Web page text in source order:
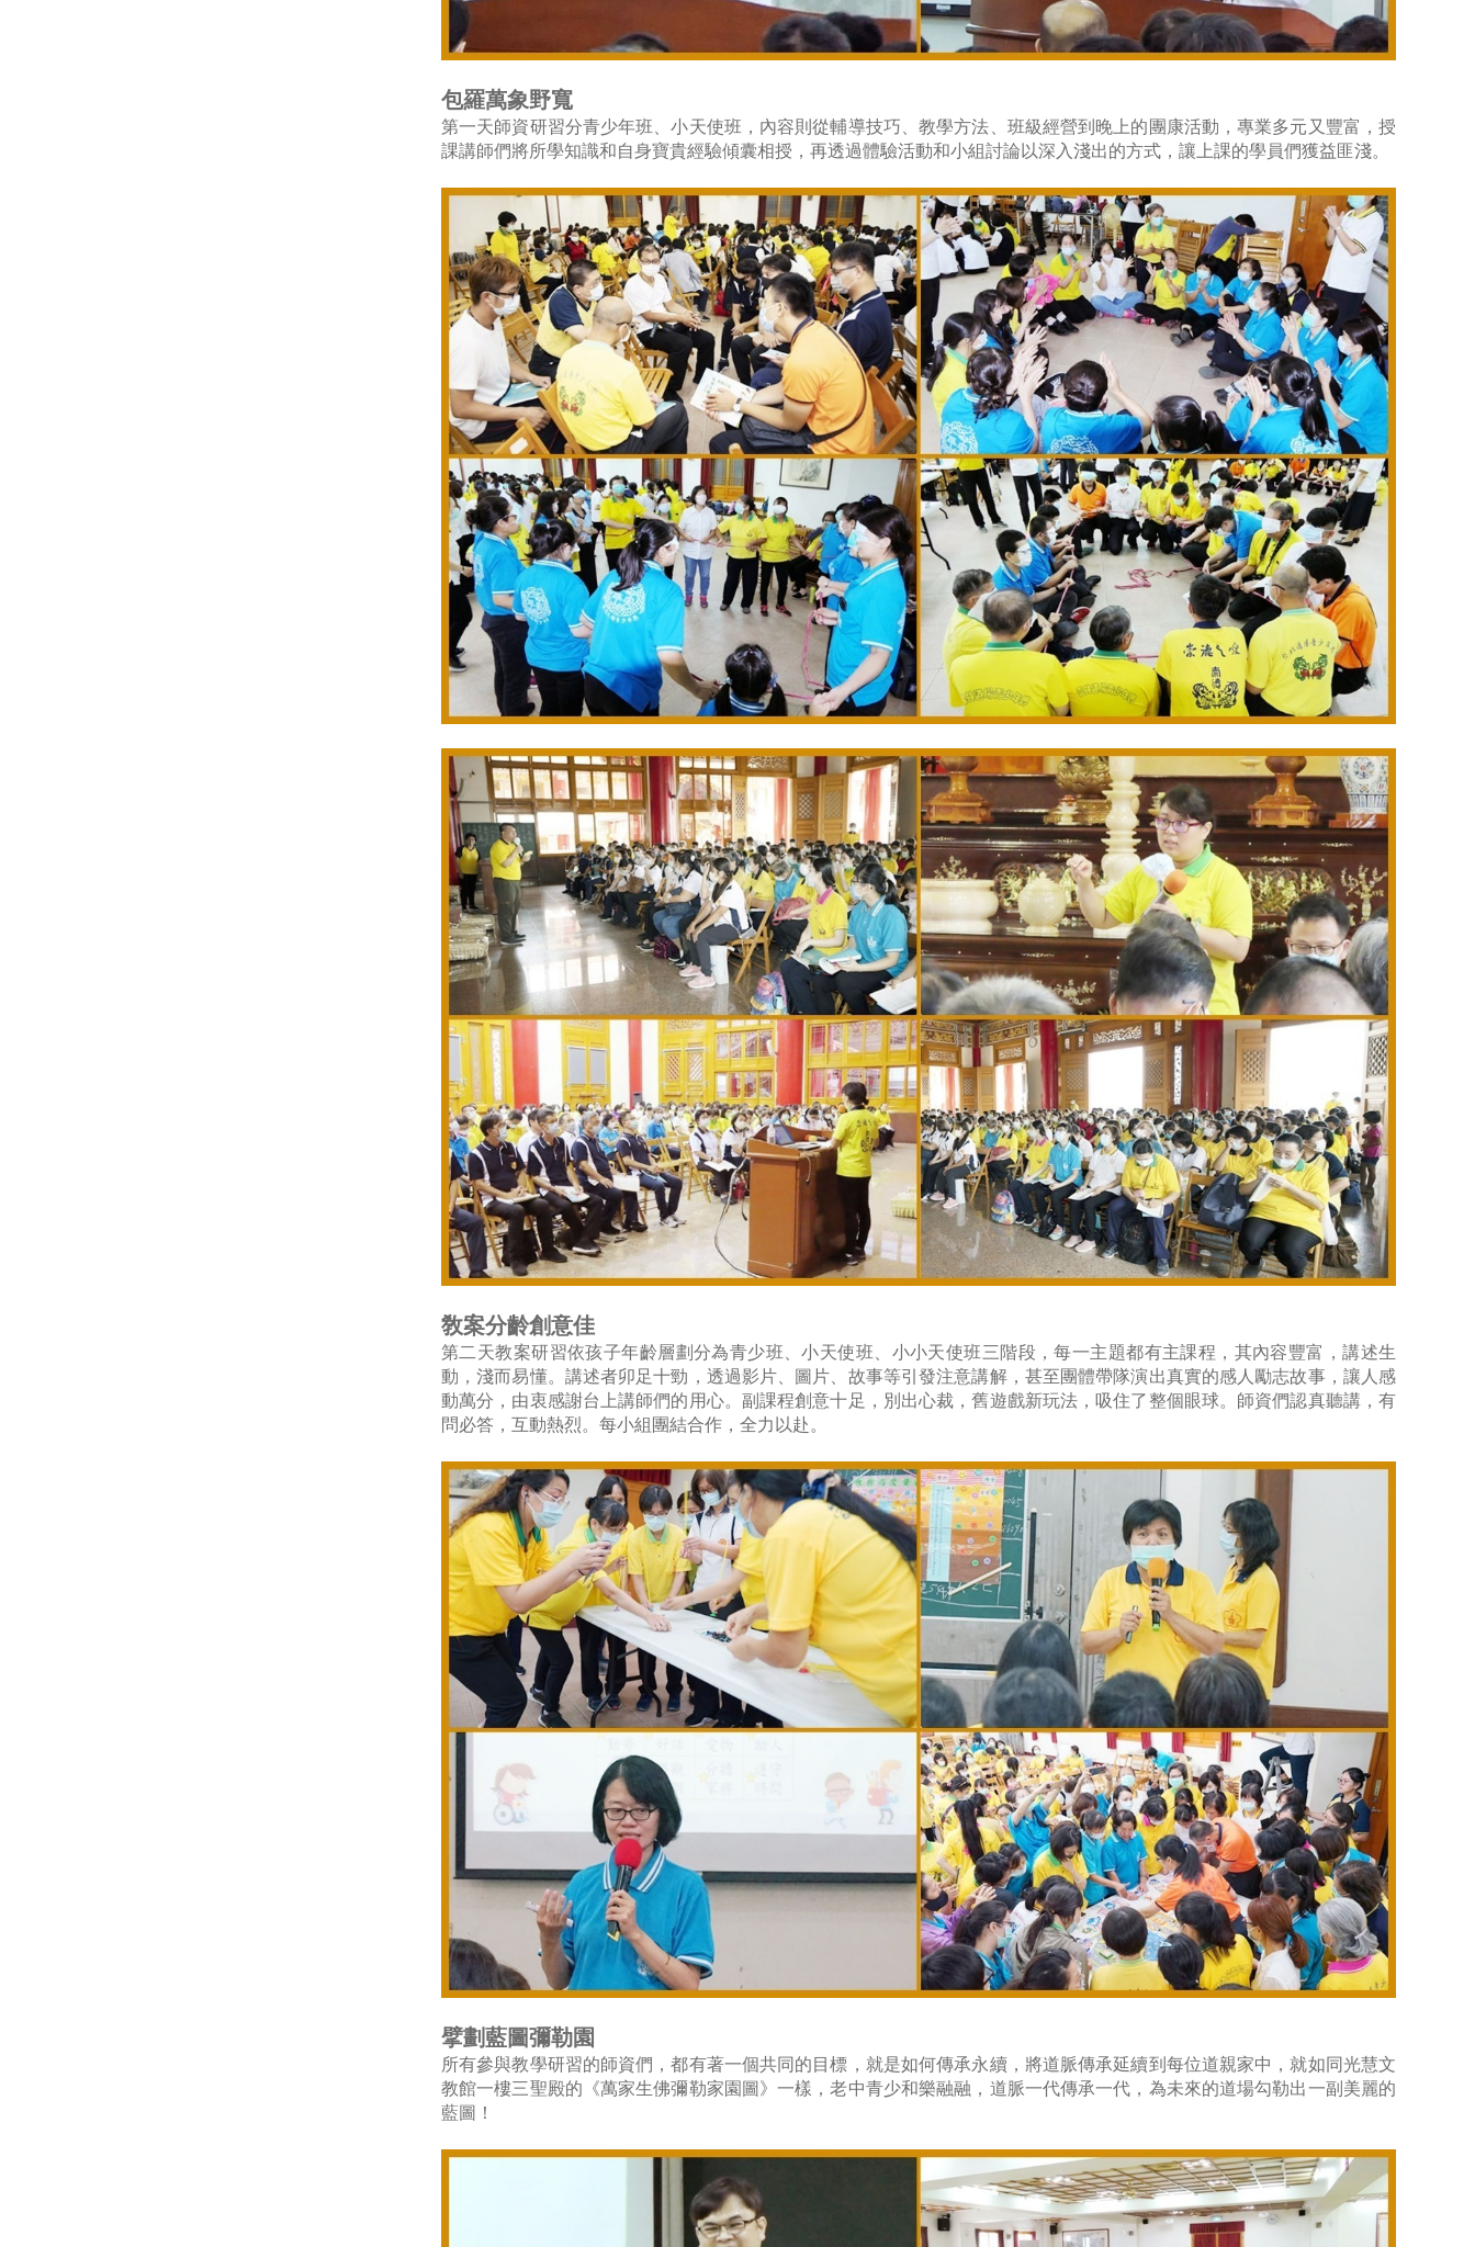
包羅萬象野寬
第一天師資研習分青少年班、小天使班，內容則從輔導技巧、教學方法、班級經營到晚上的團康活動，專業多元又豐富，授
課講師們將所學知識和自身寶貴經驗傾囊相授，再透過體驗活動和小組討論以深入淺出的方式，讓上課的學員們獲益匪淺。
敎案分齡創意佳
第二天教案研習依孩子年齡層劃分為青少班、小天使班、小小天使班三階段，每一主題都有主課程，其內容豐富，講述生
動，淺而易懂。講述者卯足十勁，透過影片、圖片、故事等引發注意講解，甚至團體帶隊演出真實的感人勵志故事，讓人感
動萬分，由衷感謝台上講師們的用心。副課程創意十足，別出心裁，舊遊戲新玩法，吸住了整個眼球。師資們認真聽講，有
問必答，互動熱烈。每小組團結合作，全力以赴。
擘劃藍圖彌勒園
所有參與教學研習的師資們，都有著一個共同的目標，就是如何傳承永續，將道脈傳承延續到每位道親家中，就如同光慧文
教館一樓三聖殿的《萬家生佛彌勒家園圖》一樣，老中青少和樂融融，道脈一代傳承一代，為未來的道場勾勒出一副美麗的
藍圖！